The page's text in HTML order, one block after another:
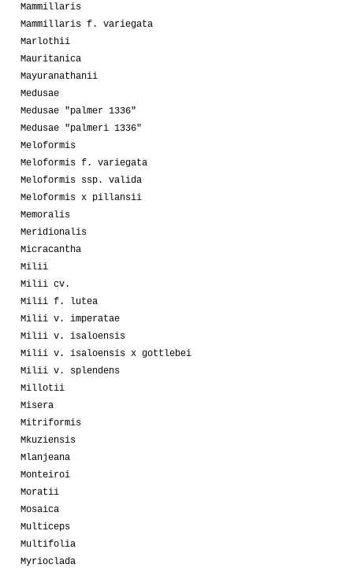
Mammillaris
Mammillaris f. variegata
Marlothii
Mauritanica
Mayuranathanii
Medusae
Medusae "palmer 1336"
Medusae "palmeri 1336"
Meloformis
Meloformis f. variegata
Meloformis ssp. valida
Meloformis x pillansii
Memoralis
Meridionalis
Micracantha
Milii
Milii cv.
Milii f. lutea
Milii v. imperatae
Milii v. isaloensis
Milii v. isaloensis x gottlebei
Milii v. splendens
Millotii
Misera
Mitriformis
Mkuziensis
Mlanjeana
Monteiroi
Moratii
Mosaica
Multiceps
Multifolia
Myrioclada